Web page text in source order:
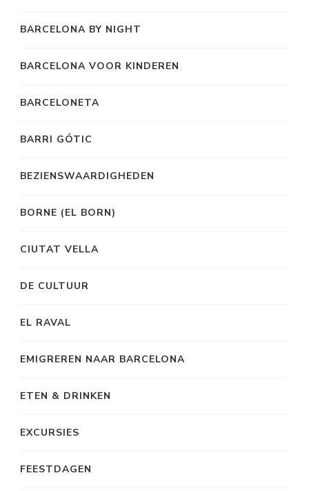
BARCELONA BY NIGHT
BARCELONA VOOR KINDEREN
BARCELONETA
BARRI GÓTIC
BEZIENSWAARDIGHEDEN
BORNE (EL BORN)
CIUTAT VELLA
DE CULTUUR
EL RAVAL
EMIGREREN NAAR BARCELONA
ETEN & DRINKEN
EXCURSIES
FEESTDAGEN